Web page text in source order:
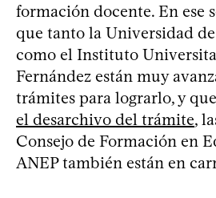
formación docente. En ese
que tanto la Universidad
como el Instituto
Fernández están muy
trámites para lograrlo, y
el desarchivo del trámite,
Consejo de Formación en
ANEP también están en